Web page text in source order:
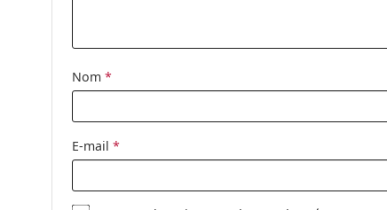
Nom *
E-mail *